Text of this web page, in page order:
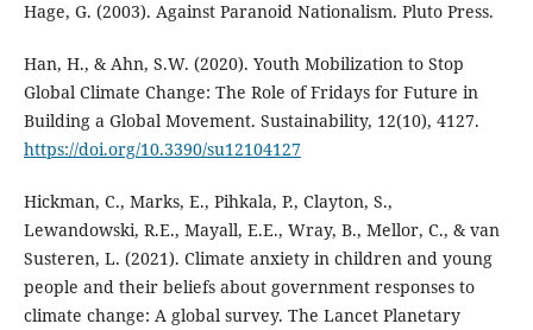
Hage, G. (2003). Against Paranoid Nationalism. Pluto Press.
Han, H., & Ahn, S.W. (2020). Youth Mobilization to Stop
Global Climate Change: The Role of Fridays for Future in
Building a Global Movement. Sustainability, 12(10), 4127.
https://doi.org/10.3390/su12104127
Hickman, C., Marks, E., Pihkala, P., Clayton, S.,
Lewandowski, R.E., Mayall, E.E., Wray, B., Mellor, C., & van
Susteren, L. (2021). Climate anxiety in children and young
people and their beliefs about government responses to
climate change: A global survey. The Lancet Planetary